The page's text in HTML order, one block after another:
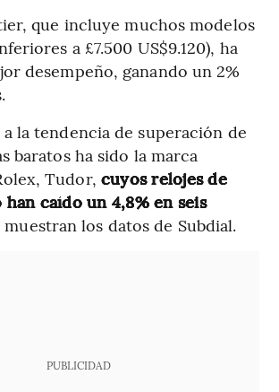
que incluye muchos modelos
a £7.500 US$9.120), ha
desempeño, ganando un 2%
la tendencia de superación de
baratos ha sido la marca
Tudor, cuyos relojes de
caído un 4,8% en seis
muestran los datos de Subdial.
PUBLICIDAD